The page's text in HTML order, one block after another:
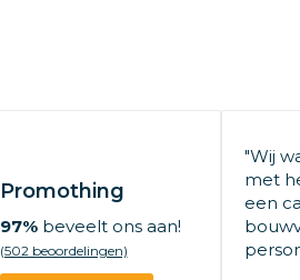
Promothing
97%beveelt ons aan!
(502 beoordelingen)
"Wij
met
een